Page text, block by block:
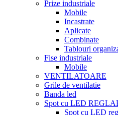
Prize industriale
Mobile
Incastrate
Aplicate
Combinate
Tablouri
Fise industriale
Mobile
VENTILATOARE
Grile de ventilatie
Banda led
Spot cu LED
Spot cu LED